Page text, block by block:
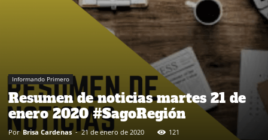
Informando Primero
Resumen de noticias martes 21 de
enero 2020 #SagoRegión
Por Brisa Cardenas - 21 de enero de 2020 121